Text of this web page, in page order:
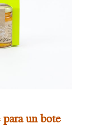
un bote